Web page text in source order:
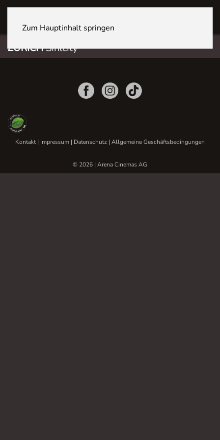
Zum Hauptinhalt springen
ZÜRICHSihlcity
Kontakt| Impressum | Datenschutz | Allgemeine Geschäftsbedingungen
© 2026 | Arena Cinemas AG